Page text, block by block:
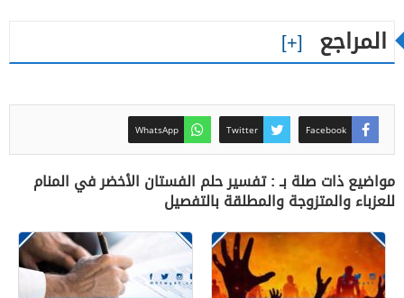
المراجع
Facebook
Twitter
WhatsApp
مواضيع ذات صلة بـ : تفسير حلم الفستان الأخضر في المنام
للعزباء والمتزوجة والمطلقة بالتفصيل